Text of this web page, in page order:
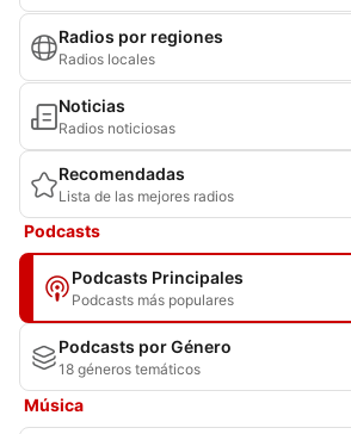
Radios por regiones
Radios locales
Noticias
Radios noticiosas
Recomendadas
Lista de las mejores radios
Podcasts
Podcasts Principales
Podcasts más populares
Podcasts por Género
18 géneros temáticos
Música